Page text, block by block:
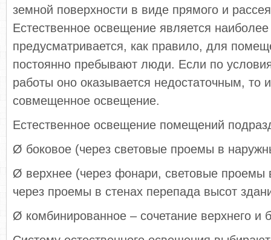
земной поверхности в виде прямого и
Естественное освещение является
предусматривается, как правило, для
постоянно пребывают люди. Если по
работы оно оказывается недостаточным, то
совмещенное освещение.
Естественное освещение помещений
Ø боковое (через световые проемы в
Ø верхнее (через фонари, световые проемы
через проемы в стенах перепада высот
Ø комбинированное – сочетание верхнего и